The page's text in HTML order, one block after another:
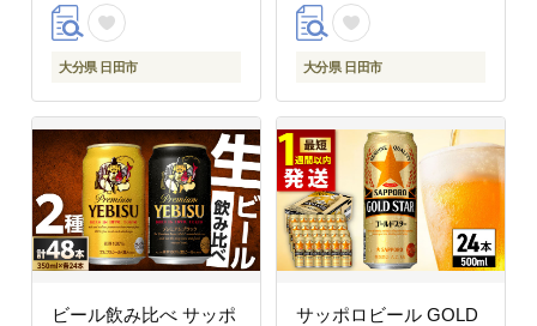
比べ びーる ビール
[ARDC168]
大分県 日田市 大分県 日田市
ビール飲み比べ サッポ
サッポロビール GOLD